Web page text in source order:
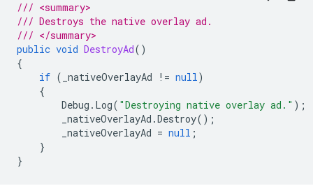
/// <summary>
/// Destroys the native overlay ad.
/// </summary>
public void DestroyAd()
{
if ( _nativeOverlayAd != null)
{
Debug . Log( "Destroying native overlay ad." );
_nativeOverlayAd .Destroy();
_nativeOverlayAd = null ;
}
}